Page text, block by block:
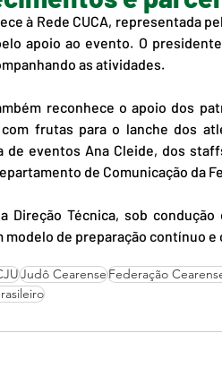
à Rede CUCA, representada
apoio ao evento. O
as atividades.
reconhece o apoio dos
frutas para o lanche dos
de eventos Ana Cleide, dos
de Comunicação da
Direção Técnica, sob
modelo de preparação contínuo
Judô CearenseFederação